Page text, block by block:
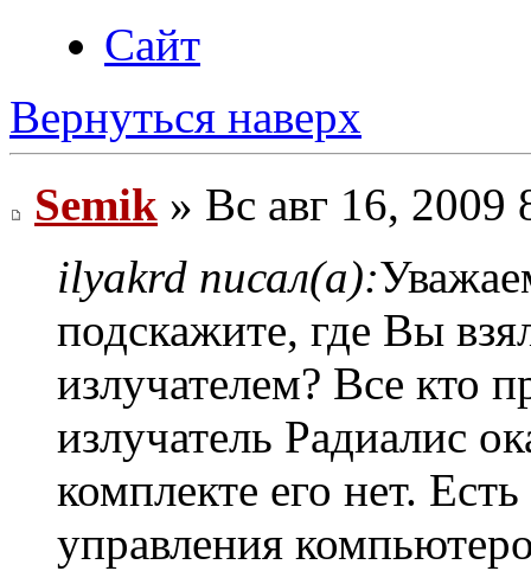
Сайт
Вернуться наверх
Semik » Вс авг 16, 2009
ilyakrd писал(а):
подскажите, где Вы
излучателем? Все кто
излучатель Радиалис
комплекте его нет.
управления